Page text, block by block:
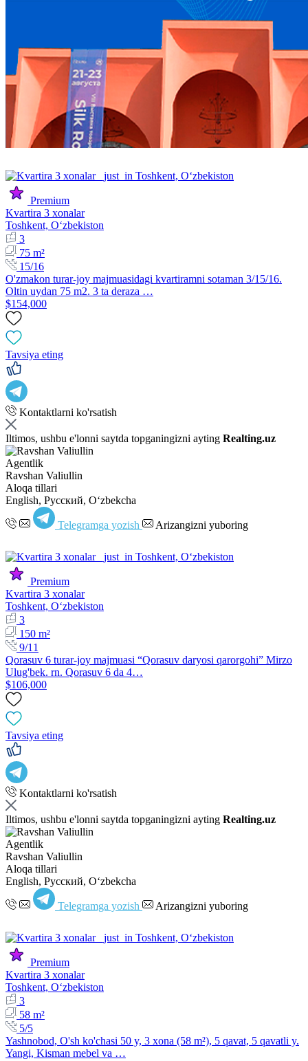
Premium
Kvartira 3 xonalar
Toshkent, Oʻzbekiston
3
75 m²
15/16
O'zmakon turar-joy majmuasidagi kvartiramni sotaman 3/15/16.
Oltin uydan 75 m2. 3 ta deraza …
$154,000
Tavsiya eting
Kontaktlarni ko'rsatish
Iltimos, ushbu e'lonni saytda topganingizni ayting Realting.uz
Agentlik
Ravshan Valiullin
Aloqa tillari
English, Русский, Oʻzbekcha
Telegramga yozish Arizangizni yuboring
Premium
Kvartira 3 xonalar
Toshkent, Oʻzbekiston
3
150 m²
9/11
Qorasuv 6 turar-joy majmuasi “Qorasuv daryosi qarorgohi” Mirzo
Ulug'bek. rn. Qorasuv 6 da 4…
$106,000
Tavsiya eting
Kontaktlarni ko'rsatish
Iltimos, ushbu e'lonni saytda topganingizni ayting Realting.uz
Agentlik
Ravshan Valiullin
Aloqa tillari
English, Русский, Oʻzbekcha
Telegramga yozish Arizangizni yuboring
Premium
Kvartira 3 xonalar
Toshkent, Oʻzbekiston
3
58 m²
5/5
Yashnobod, O'sh ko'chasi 50 y, 3 xona (58 m²), 5 qavat, 5 qavatli y.
Yangi, Kisman mebel va …